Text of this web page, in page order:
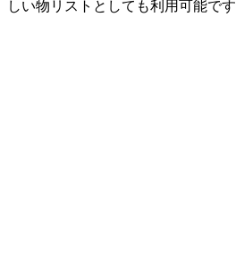
しい物リストとしても利用可能です